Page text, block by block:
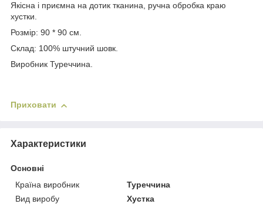
Якісна і приємна на дотик тканина, ручна обробка краю
хустки.
Розмір: 90 * 90 см.
Склад: 100% штучний шовк.
Виробник Туреччина.
Приховати
Характеристики
Основні
Країна виробник
Туреччина
Вид виробу
Хустка